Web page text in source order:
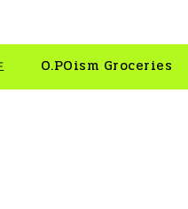
O.POism Groceries